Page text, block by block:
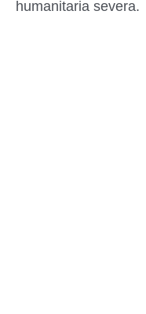
humanitaria severa.